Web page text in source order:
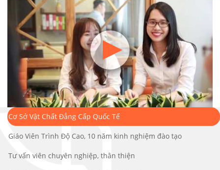
Cơ Sở Vật Chất Đẳng Cấp Quốc Tế
Giáo Viên Trình Độ Cao, 10 năm kinh nghiệm đào tạo
Tư vấn viên chuyên nghiệp, thân thiện